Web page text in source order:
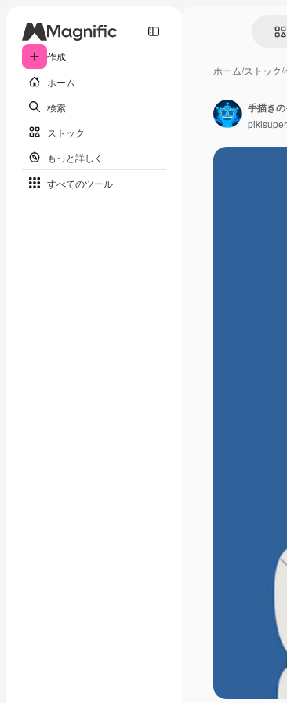
作成
ホーム
検索
ストック
もっと詳しく
すべてのツール
ホーム/ストック/
手描き